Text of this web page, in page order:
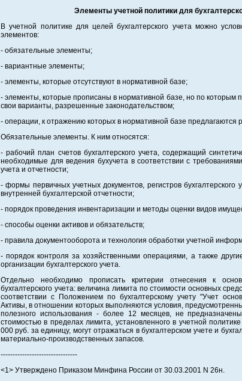
Элементы учетной политики для
В учетной политике для целей бухгалтерского учета можно
элементов:
- обязательные элементы;
- вариантные элементы;
- элементы, которые отсутствуют в нормативной базе;
- элементы, которые прописаны в нормативной базе, но по которым
свои варианты, разрешенные законодательством;
- операции, к отражению которых в нормативной базе предлагаются
Обязательные элементы. К ним относятся:
- рабочий план счетов бухгалтерского учета, содержащий
необходимые для ведения бухучета в соответствии с
учета и отчетности;
- формы первичных учетных документов, регистров бухгалтерского
внутренней бухгалтерской отчетности;
- порядок проведения инвентаризации и методы оценки видов
- способы оценки активов и обязательств;
- правила документооборота и технология обработки учетной
- порядок контроля за хозяйственными операциями, а также
организации бухгалтерского учета.
Отдельно необходимо прописать критерии отнесения к
бухгалтерского учета: величина лимита по стоимости основных
соответствии с Положением по бухгалтерскому учету "Учет
Активы, в отношении которых выполняются условия,
полезного использования - более 12 месяцев, не
стоимостью в пределах лимита, установленного в учетной
000 руб. за единицу, могут отражаться в бухгалтерском учете и
материально-производственных запасов.
--------------------------------
<1> Утверждено Приказом Минфина России от 30.03.2001 N 26н.